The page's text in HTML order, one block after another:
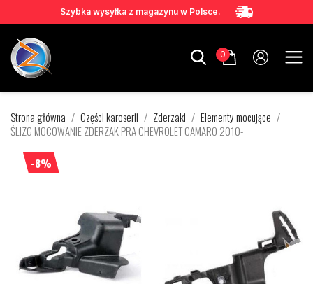
Szybka wysyłka z magazynu w Polsce.
0
Strona główna Części karoserii Zderzaki
Elementy mocujące
ŚLIZG MOCOWANIE ZDERZAK PRA CHEVROLET CAMARO 2010-
-8%